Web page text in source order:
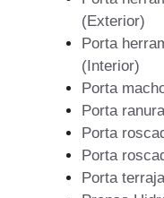
(Exterior)
Porta
(Interior)
Porta
Porta
Porta
Porta
Porta